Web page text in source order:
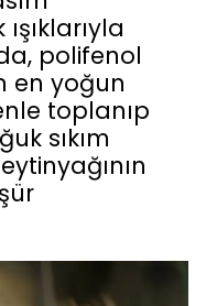
polifenol
en yoğun
toplanıp
sıkım